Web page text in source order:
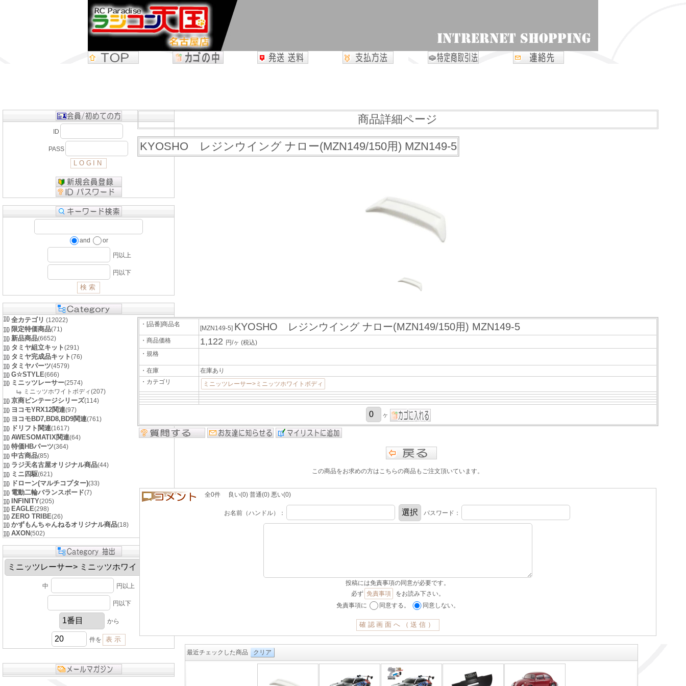
ID
PASS
and or
円以上
円以下
全カテゴリ (12022)
限定特価商品(71)
新品商品(6652)
タミヤ組立キット(291)
タミヤ完成品キット(76)
タミヤパーツ(4579)
G☆STYLE(666)
ミニッツレーサー(2574)
ミニッツホワイトボディ(207)
京商ビンテージシリーズ(114)
ヨコモYRX12関連(97)
ヨコモBD7,BD8,BD9関連(761)
ドリフト関連(1617)
AWESOMATIX関連(64)
特価HBパーツ(364)
中古商品(85)
ラジ天名古屋オリジナル商品(44)
ミニ四駆(621)
ドローン(マルチコプター)(33)
電動二輪バランスボード(7)
INFINITY(205)
EAGLE(298)
ZERO TRIBE(26)
かずもんちゃんねるオリジナル商品(18)
AXON(502)
中 円以上
円以下
から
件を
商品詳細ページ
KYOSHO レジンウイング ナロー(MZN149/150用) MZN149-5
・[品番]商品名
[MZN149-5] KYOSHO レジンウイング ナロー(MZN149/150用) MZN149-5
・商品価格 1,122 円/ヶ (税込)
・規格
・在庫
在庫あり
・カテゴリ
ミニッツレーサー>ミニッツホワイトボディ
ヶ
この商品をお求めの方はこちらの商品もご注文頂いています。
全0件 良い(0) 普通(0) 悪い(0)
お名前（ハンドル）： パスワード：
投稿には免責事項の同意が必要です。
必ず 免責事項
をお読み下さい。
免責事項に
同意する。 同意しない。
最近チェックした商品 クリア